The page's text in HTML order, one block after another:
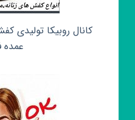
کانال روبیکا